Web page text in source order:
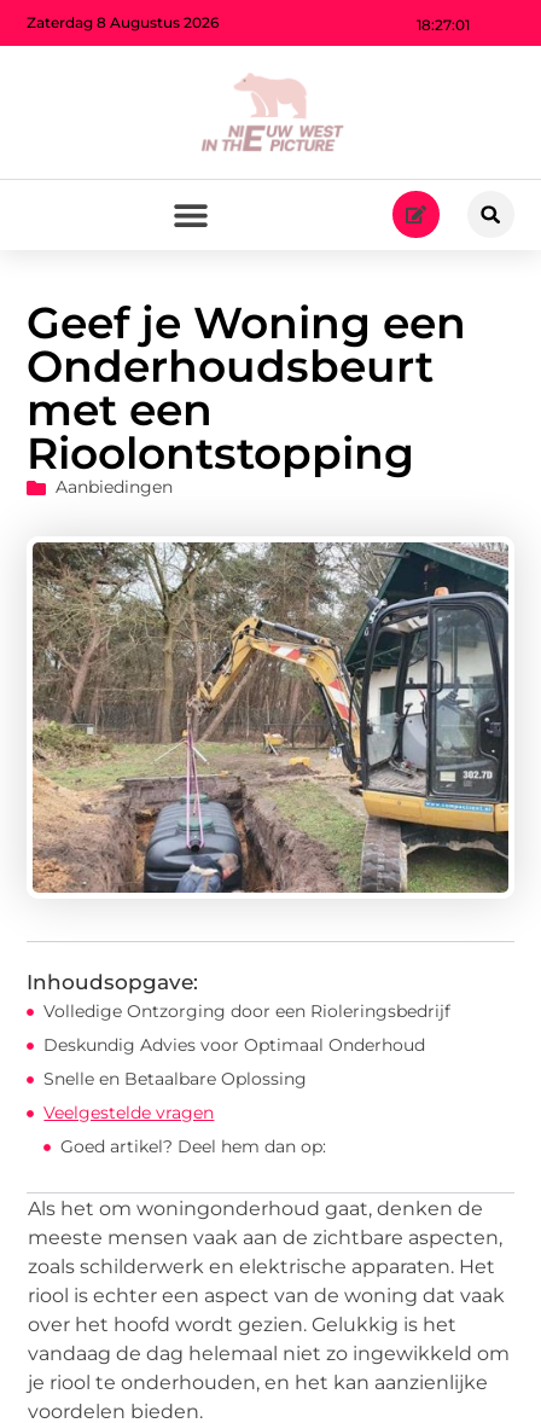
18:27:02
Zaterdag 8 Augustus 2026
Geef je Woning een
Onderhoudsbeurt
met een
Rioolontstopping
Aanbiedingen
Inhoudsopgave:
Volledige Ontzorging door een Rioleringsbedrijf
Deskundig Advies voor Optimaal Onderhoud
Snelle en Betaalbare Oplossing
Veelgestelde vragen
Goed artikel? Deel hem dan op:
Als het om woningonderhoud gaat, denken de
meeste mensen vaak aan de zichtbare aspecten,
zoals schilderwerk en elektrische apparaten. Het
riool is echter een aspect van de woning dat vaak
over het hoofd wordt gezien. Gelukkig is het
vandaag de dag helemaal niet zo ingewikkeld om
je riool te onderhouden, en het kan aanzienlijke
voordelen bieden.